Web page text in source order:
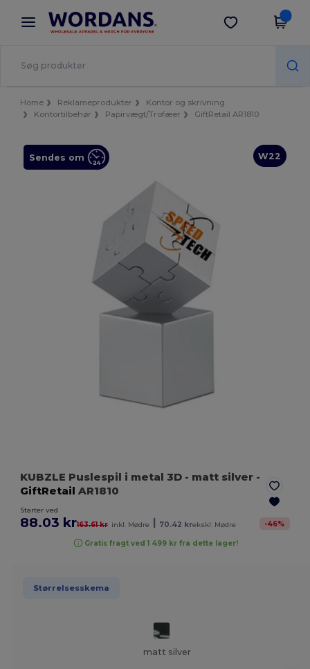
× Wordans-app
Bedre priser i appen!
Hent app
Home Reklameprodukter
Kontor og skrivning
Kontortilbehør
Papirvægt/Trofæer GiftRetail AR1810
W22
Sendes om
KUBZLE Puslespil i metal 3D - matt silver -
GiftRetail AR1810
Starter ved
88.03 kr163.61 kr inkl. Mødre 70.42 krekskl. Mødre -46%
Gratis fragt ved 1 499 kr fra dette lager!
Størrelsesskema
matt silver